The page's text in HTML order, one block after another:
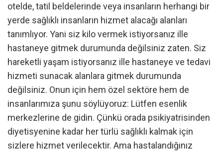
otelde, tatil beldelerinde veya insanların herhangi bir
yerde sağlıklı insanların hizmet alacağı alanları
tanımlıyor. Yani siz kilo vermek istiyorsanız ille
hastaneye gitmek durumunda değilsiniz zaten. Siz
hareketli yaşam istiyorsanız ille hastaneye ve tedavi
hizmeti sunacak alanlara gitmek durumunda
değilsiniz. Onun için hem özel sektöre hem de
insanlarımıza şunu söylüyoruz: Lütfen esenlik
merkezlerine de gidin. Çünkü orada psikiyatrisinden
diyetisyenine kadar her türlü sağlıklı kalmak için
sizlere hizmet verilecektir. Ama hastalandığınız